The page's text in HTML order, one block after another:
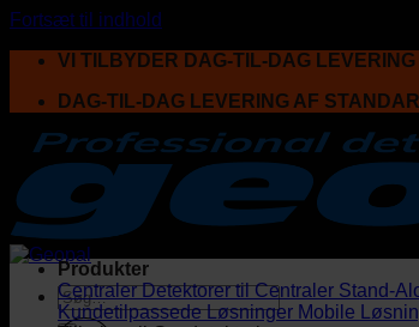
Fortsæt til indhold
VI TILBYDER DAG-TIL-DAG
DAG-TIL-DAG LEVERING AF
Produkter
Centraler Detektorer til Centraler Stand-
Kundetilpassede Løsninger Mobile